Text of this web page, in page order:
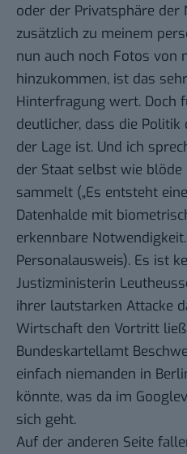
oder der Privatsphäre der
zusätzlich zu meinem
nun auch noch Fotos von
hinzukommen, ist das
Hinterfragung wert. Doch
deutlicher, dass die
der Lage ist. Und ich
der Staat selbst wie blöde
sammelt („Es entsteht
Datenhalde mit
erkennbare
Personalausweis). Es ist
Justizministerin
ihrer lautstarken Attacke
Wirtschaft den Vortritt
Bundeskartellamt
einfach niemanden in
könnte, was da im
sich geht.
Auf der anderen Seite